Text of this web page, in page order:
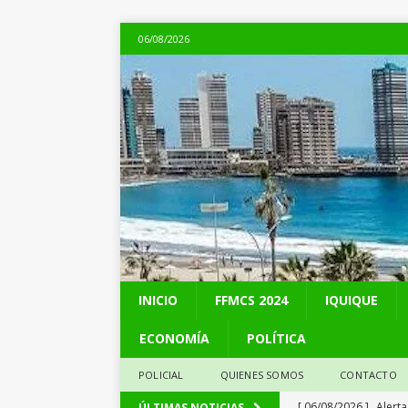
06/08/2026
INICIO FFMCS 2024 IQUIQUE
ECONOMÍA POLÍTICA
POLICIAL QUIENES SOMOS CONTACTO